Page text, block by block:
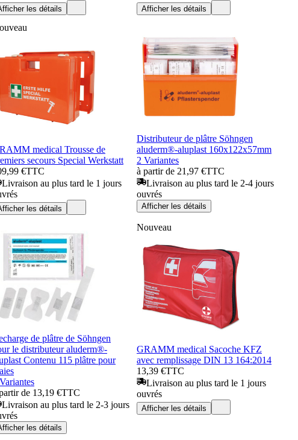
les détails Afficher les détails
medical Trousse de
secours Special Werkstatt
€TTC
Livraison au plus tard le 1 jours
les détails
Distributeur de plâtre Söhngen
aluderm®-aluplast 160x122x57mm
2 Variantes
à partir de 21,97 €TTC
Livraison au plus tard le 2-4 jours
ouvrés
Afficher les détails
de plâtre de Söhngen
le distributeur aluderm®-
Contenu 115 plâtre pour
de 13,19 €TTC
Livraison au plus tard le 2-3 jours
les détails
Nouveau
GRAMM medical Sacoche KFZ
avec remplissage DIN 13 164:2014
13,39 €TTC
Livraison au plus tard le 1 jours
ouvrés
Afficher les détails